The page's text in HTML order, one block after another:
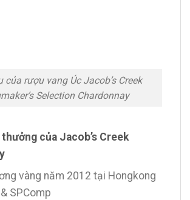
của rượu vang Úc Jacob’s Creek
Selection Chardonnay
của Jacob’s Creek
vàng năm 2012 tại Hongkong
SPComp